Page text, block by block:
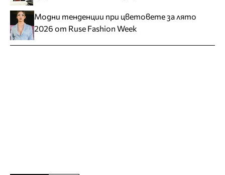
Модни тенденции при цветовете за лято
2026 от Ruse Fashion Week